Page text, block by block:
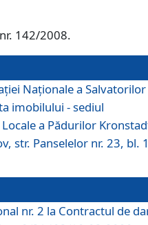
142/2008.
Naționale a Salvatorilor
imobilului - sediul
a Pădurilor
str. Panselelor nr. 23, bl.
nr. 2 la Contractul de